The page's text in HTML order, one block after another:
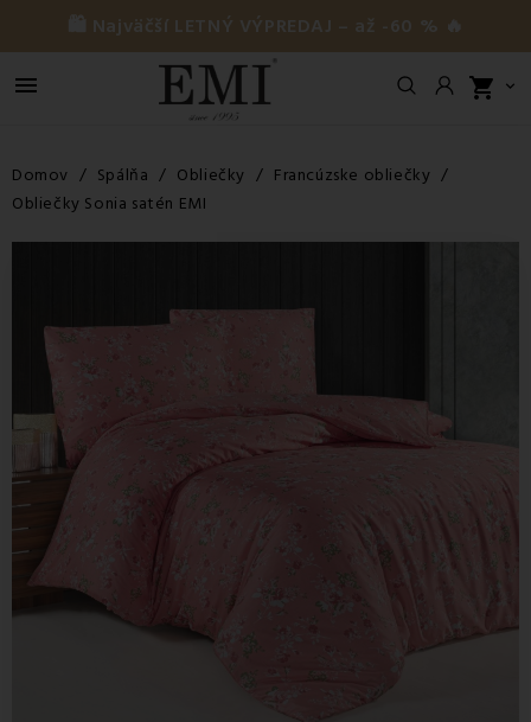
🛍️ Najväčší LETNÝ VÝPREDAJ – až -60 % 🔥
 shopping_cart 
Domov Spálňa Obliečky
Francúzske obliečky
Obliečky Sonia satén EMI